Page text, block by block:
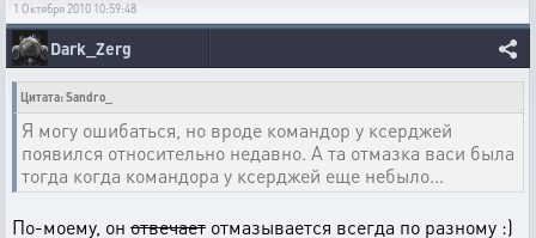
1 Октября 2010 10:59:48
Dark_Zerg
Цитата: Sandro_
Я могу ошибаться, но вроде командор у ксерджей
появился относительно недавно. А та отмазка васи была
тогда когда командора у ксерджей еще небыло...
По-моему, он отвечает отмазывается всегда по разному :)